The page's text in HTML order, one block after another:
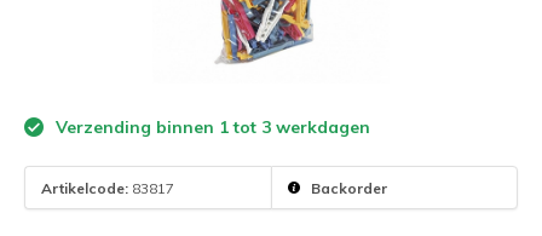
Verzending binnen 1 tot 3 werkdagen
Artikelcode: 83817 Backorder